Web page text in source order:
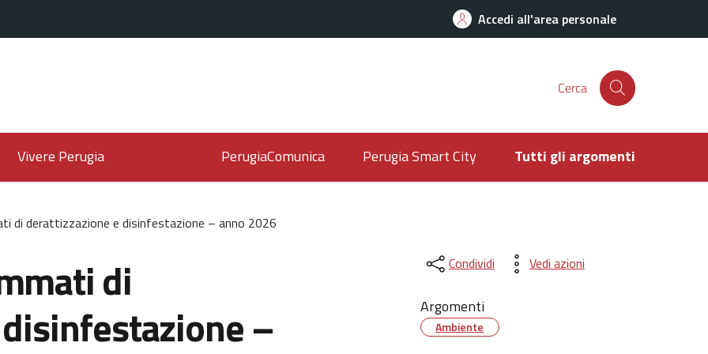
Accedi all'area personale
Cerca
Vivere Perugia PerugiaComunica Perugia Smart City Tutti gli argomenti
di derattizzazione e disinfestazione – anno 2026
di
–
Condividi Vedi azioni
Argomenti
Ambiente